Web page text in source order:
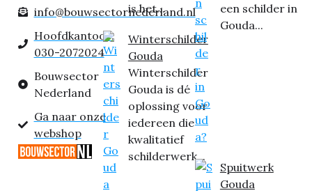
info@bouwsectornederland.nl
Hoofdkantoor:
030-2072024
Bouwsector
Nederland
Ga naar onze
webshop
is het...
Winterschilder
Gouda
Winterschilder
Gouda is dé
oplossing voor
iedereen die
kwalitatief
schilderwerk...
een schilder in
Gouda...
Spuitwerk
Gouda